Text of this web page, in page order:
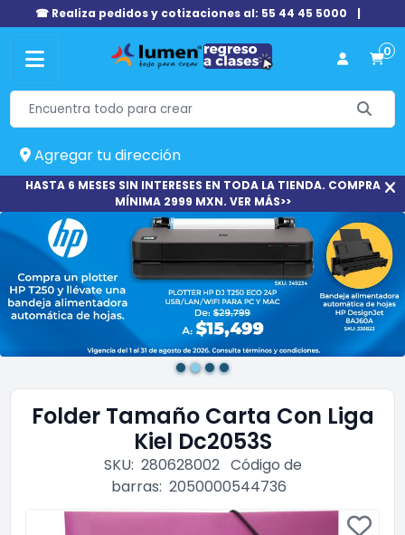
☎ Realiza pedidos y cotizaciones al: 55 44 45 5000 |
0
Agregar tu dirección
HASTA 6 MESES SIN INTERESES EN TODA LA TIENDA. COMPRA
MÍNIMA 2999 MXN. VER MÁS>>
Folder Tamaño Carta Con Liga
Kiel Dc2053S
SKU: 280628002 Código de
barras: 2050000544736